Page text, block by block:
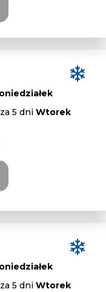
5 dni Wtorek
5 dni Wtorek